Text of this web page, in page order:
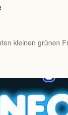
kleinen grünen